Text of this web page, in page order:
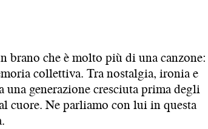
brano che è molto più di una canzone:
collettiva. Tra nostalgia, ironia e
una generazione cresciuta prima degli
cuore. Ne parliamo con lui in questa